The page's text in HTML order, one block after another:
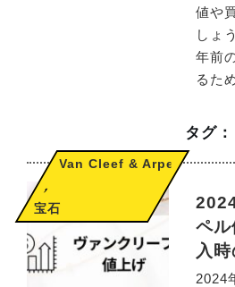
値や
しょ
年前
るた
タグ：
Van Cleef & Arpels
,
宝石
ペ
入
2024